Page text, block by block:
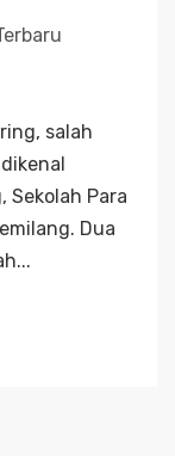
salah
Sekolah Para
Dua